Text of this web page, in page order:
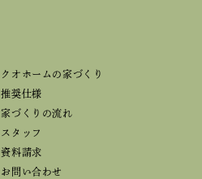
クオホームの家づくり
推奨仕様
家づくりの流れ
スタッフ
資料請求
お問い合わせ